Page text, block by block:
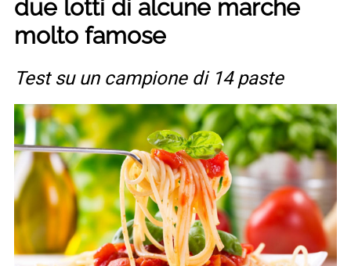
due lotti di alcune marche
molto famose
Test su un campione di 14 paste